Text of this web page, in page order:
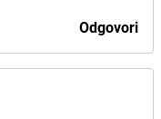
Odgovori